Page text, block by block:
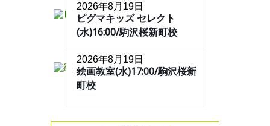
2026年8月19日
ピグマキッズ セレクト
(水)16:00/駒沢桜新町校
2026年8月19日
絵画教室(水)17:00/駒沢桜新
町校